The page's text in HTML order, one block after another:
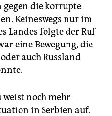
gegen die korrupte
Keineswegs nur im
Landes folgte der Ruf
eine Bewegung, die
auch Russland
weist noch mehr
in Serbien auf.